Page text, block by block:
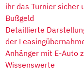
ihr das Turnier sicher
Bußgeld
Detaillierte
der
Anhänger mit E-Auto
Wissenswerte